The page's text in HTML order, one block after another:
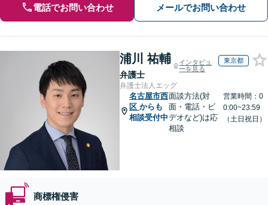
電話でお問い合わせ メールでお問い合わせ
浦川 祐輔
弁護士
インタビュ
ーを見る
東京都
弁護士法人エッグ
名古屋市西
区 からも
相談受付中
面談方法(対
面・電話・ビ
デオなど)は応
相談
営業時間：0
0:00~23:59
（土日祝日）
商標権侵害